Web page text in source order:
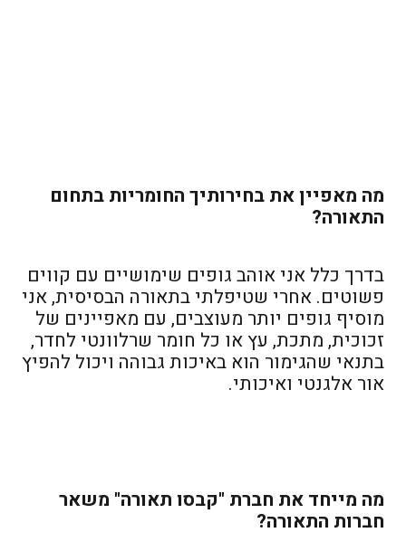
מה מאפיין את בחירותיך החומריות בתחום
התאורה?
בדרך כלל אני אוהב גופים שימושיים עם קווים
פשוטים. אחרי שטיפלתי בתאורה הבסיסית, אני
מוסיף גופים יותר מעוצבים, עם מאפיינים של
זכוכית, מתכת, עץ או כל חומר שרלוונטי לחדר,
בתנאי שהגימור הוא באיכות גבוהה ויכול להפיץ
אור אלגנטי ואיכותי.
מה מייחד את חברת "קבסו תאורה" משאר
חברות התאורה?